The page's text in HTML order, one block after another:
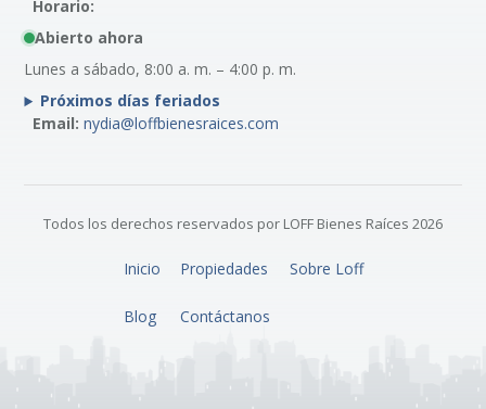
Horario:
Abierto ahora
Lunes a sábado, 8:00 a. m. – 4:00 p. m.
Próximos días feriados
Email: nydia@loffbienesraices.com
Todos los derechos reservados por LOFF Bienes Raíces 2026
Inicio Propiedades Sobre Loff
Blog Contáctanos